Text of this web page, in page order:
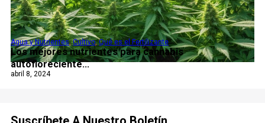
Los mejores nutrientes para cannabis
autofloreciente...
Agua y Nutrientes,Cultivo,Qué es el Fertilizante
abril 8, 2024